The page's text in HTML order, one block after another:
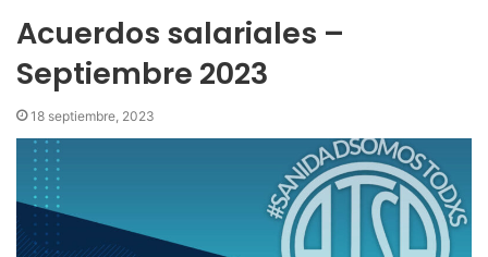
Acuerdos salariales –
Septiembre 2023
18 septiembre, 2023